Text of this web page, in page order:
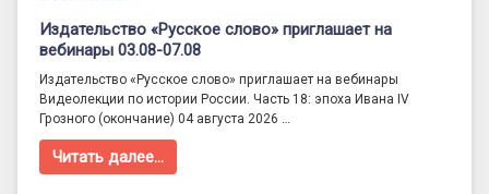
Издательство «Русское слово» приглашает на
вебинары 03.08-07.08
Издательство «Русское слово» приглашает на вебинары
Видеолекции по истории России. Часть 18: эпоха Ивана IV
Грозного (окончание) 04 августа 2026 …
Читать далее…